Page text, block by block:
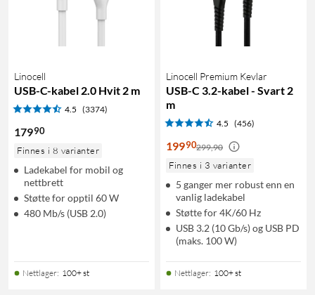
Linocell
USB-C-kabel 2.0 Hvit 2 m
4.5 (3374)
17990
Finnes i 8 varianter
Ladekabel for mobil og
nettbrett
Støtte for opptil 60 W
480 Mb/s (USB 2.0)
Nettlager: 100+ st
Linocell Premium Kevlar
USB-C 3.2-kabel - Svart 2
m
4.5 (456)
19990299,90
Finnes i 3 varianter
5 ganger mer robust enn en
vanlig ladekabel
Støtte for 4K/60 Hz
USB 3.2 (10 Gb/s) og USB PD
(maks. 100 W)
Nettlager: 100+ st